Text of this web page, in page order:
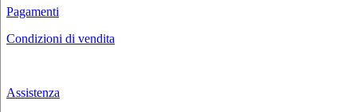
Pagamenti
Condizioni di vendita
Assistenza